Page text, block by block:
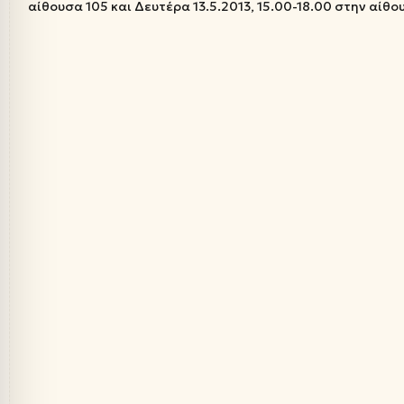
αίθουσα 105 και Δευτέρα 13.5.2013, 15.00-18.00 στην